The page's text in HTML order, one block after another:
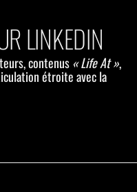
LINKEDIN
contenus « Life At »,
étroite avec la